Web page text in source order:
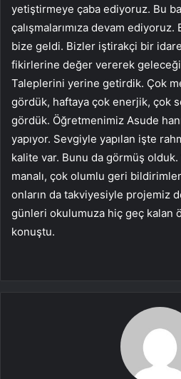
yetiştirmeye çaba ediyoruz. Bu
çalışmalarımıza devam
bize geldi. Bizler iştirakçi bir
fikirlerine değer vererek
Taleplerini yerine getirdik. Çok
gördük, haftaya çok enerjik, çok
gördük. Öğretmenimiz Asude
yapıyor. Sevgiyle yapılan işte
kalite var. Bunu da görmüş
manalı, çok olumlu geri
onların da takviyesiyle projemiz
günleri okulumuza hiç geç kalan
konuştu.